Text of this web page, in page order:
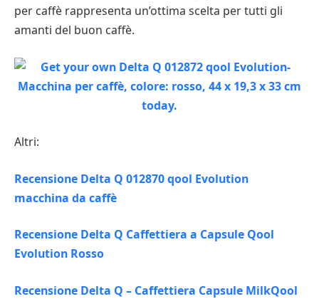
per caffè rappresenta un’ottima scelta per tutti gli
amanti del buon caffè.
Altri:
Recensione Delta Q 012870 qool Evolution
macchina da caffè
Recensione Delta Q Caffettiera a Capsule Qool
Evolution Rosso
Recensione Delta Q – Caffettiera Capsule MilkQool